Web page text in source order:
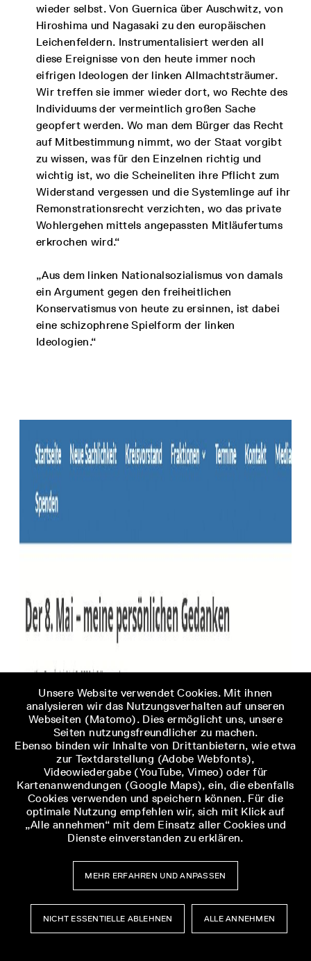
Unsere Website verwendet Cookies. Mit ihnen
analysieren wir das Nutzungsverhalten auf unseren
Webseiten (Matomo). Dies ermöglicht uns, unsere
Seiten nutzungsfreundlicher zu machen.
Ebenso binden wir Inhalte von Drittanbietern, wie etwa
zur Textdarstellung (Adobe Webfonts),
Videowiedergabe (YouTube, Vimeo) oder für
Kartenanwendungen (Google Maps), ein, die ebenfalls
Cookies verwenden und speichern können. Für die
optimale Nutzung empfehlen wir, sich mit Klick auf
„Alle annehmen“ mit dem Einsatz aller Cookies und
Dienste einverstanden zu erklären.
MEHR ERFAHREN UND ANPASSEN
NICHT ESSENTIELLE ABLEHNEN ALLE ANNEHMEN
wieder selbst. Von Guernica über Auschwitz, von
Hiroshima und Nagasaki zu den europäischen
Leichenfeldern. Instrumentalisiert werden all
diese Ereignisse von den heute immer noch
eifrigen Ideologen der linken Allmachtsträumer.
Wir treffen sie immer wieder dort, wo Rechte des
Individuums der vermeintlich großen Sache
geopfert werden. Wo man dem Bürger das Recht
auf Mitbestimmung nimmt, wo der Staat vorgibt
zu wissen, was für den Einzelnen richtig und
wichtig ist, wo die Scheineliten ihre Pflicht zum
Widerstand vergessen und die Systemlinge auf ihr
Remonstrationsrecht verzichten, wo das private
Wohlergehen mittels angepassten Mitläufertums
erkrochen wird.“
„Aus dem linken Nationalsozialismus von damals
ein Argument gegen den freiheitlichen
Konservatismus von heute zu ersinnen, ist dabei
eine schizophrene Spielform der linken
Ideologien.“
LETZTER
ARTIKEL
ZURÜCK
NÄCHSTER
ARTIKEL